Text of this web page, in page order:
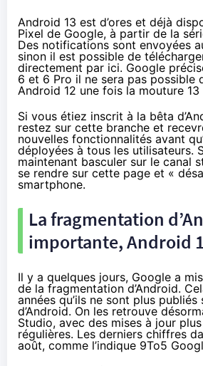
Android 13 est d’ores et déjà
Pixel de Google, à partir de la
Des notifications sont envoyées
sinon il est possible de
directement par ici. Google
6 et 6 Pro il ne sera pas possible
Android 12 une fois la mouture 13
Si vous étiez inscrit à la bêta
restez sur cette branche et
nouvelles fonctionnalités avant
déployées à tous les utilisateurs.
maintenant basculer sur le canal
se rendre sur cette page et «
smartphone.
La fragmentation
importante, Android
Il y a quelques jours, Google a
de la fragmentation d’Android.
années qu’ils ne sont plus publiés
d’Android. On les retrouve
Studio, avec des mises à jour
régulières. Les derniers chiffres
août, comme l’indique 9To5